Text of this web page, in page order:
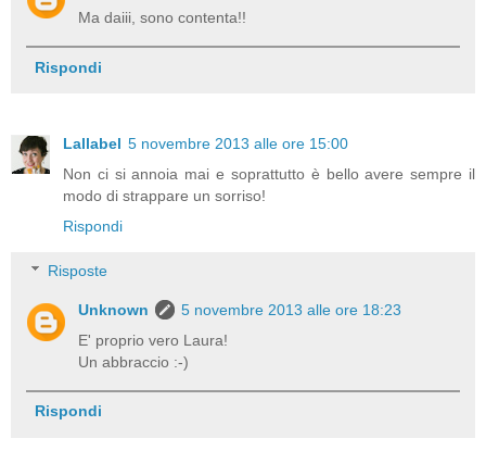
Ma daiii, sono contenta!!
Rispondi
Lallabel 5 novembre 2013 alle ore 15:00
Non ci si annoia mai e soprattutto è bello avere sempre il
modo di strappare un sorriso!
Rispondi
Risposte
Unknown
5 novembre 2013 alle ore 18:23
E' proprio vero Laura!
Un abbraccio :-)
Rispondi